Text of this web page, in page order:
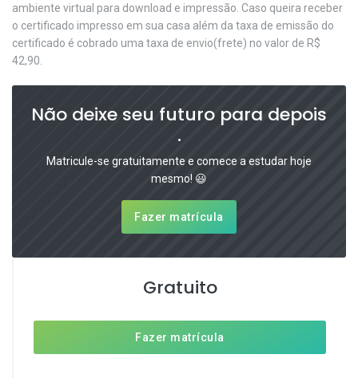
ambiente virtual para download e impressão. Caso queira receber
o certificado impresso em sua casa além da taxa de emissão do
certificado é cobrado uma taxa de envio(frete) no valor de R$
42,90.
Não deixe seu futuro para depois
.
Matricule-se gratuitamente e comece a estudar hoje
mesmo! 😃
Fazer matrícula
Gratuito
Fazer matrícula